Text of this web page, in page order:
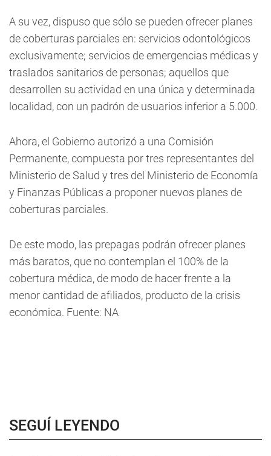
A su vez, dispuso que sólo se pueden ofrecer planes
de coberturas parciales en: servicios odontológicos
exclusivamente; servicios de emergencias médicas y
traslados sanitarios de personas; aquellos que
desarrollen su actividad en una única y determinada
localidad, con un padrón de usuarios inferior a 5.000.
Ahora, el Gobierno autorizó a una Comisión
Permanente, compuesta por tres representantes del
Ministerio de Salud y tres del Ministerio de Economía
y Finanzas Públicas a proponer nuevos planes de
coberturas parciales.
De este modo, las prepagas podrán ofrecer planes
más baratos, que no contemplan el 100% de la
cobertura médica, de modo de hacer frente a la
menor cantidad de afiliados, producto de la crisis
económica. Fuente: NA
SEGUÍ LEYENDO